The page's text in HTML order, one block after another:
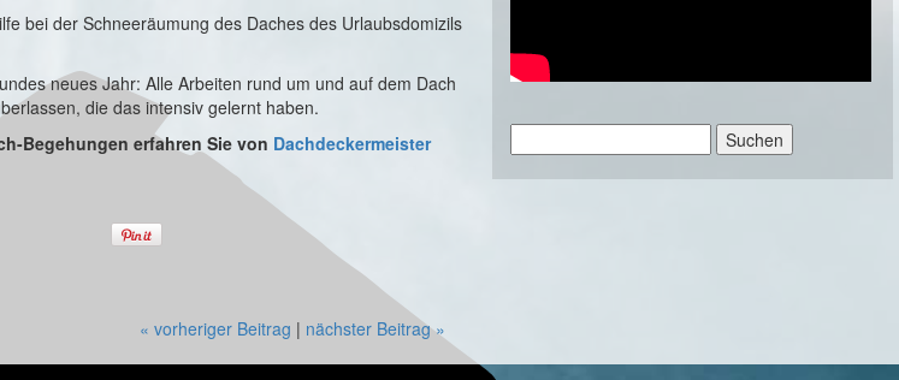
bei der Schneeräumung des Daches des Urlaubsdomizils
neues Jahr: Alle Arbeiten rund um und auf dem Dach
die das intensiv gelernt haben.
Begehungen erfahren Sie von Dachdeckermeister
nach:
« vorheriger Beitrag | nächster Beitrag »